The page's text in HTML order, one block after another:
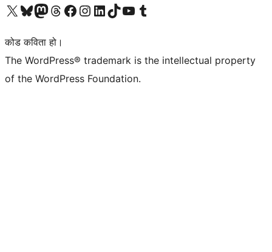
हाम्रो X (पहिले ट्विटर) खातामा जानुहोस्
हाम्रो Bluesky खाता भ्रमण गर्नुहोस्
हाम्रो म्यास्टोडन खाता भ्रमण गर्नुहोस्
हाम्रो थ्रेड्स खातामा जानुहोस्
हाम्रो फेसबुक पेजमा जानुहोस्
हाम्रो इन्स्टाग्राम खातामा जानुहोस्
हाम्रो लिङ्क्डइन खातामा जानुहोस्
हाम्रो TikTok खाता भ्रमण गर्नुहोस्
हाम्रो युट्युब च्यानलमा जानुहोस्
हाम्रो टम्बलर खाता भ्रमण गर्नुहोस्
कोड कविता हो।
The WordPress® trademark is the intellectual property
of the WordPress Foundation.